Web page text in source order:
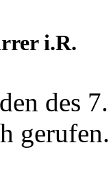
i.R.
des
gerufen.